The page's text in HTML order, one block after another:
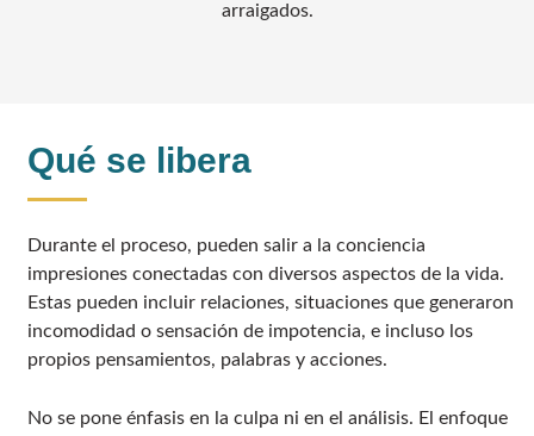
arraigados.
Qué se libera
Durante el proceso, pueden salir a la conciencia
impresiones conectadas con diversos aspectos de la vida.
Estas pueden incluir relaciones, situaciones que generaron
incomodidad o sensación de impotencia, e incluso los
propios pensamientos, palabras y acciones.
No se pone énfasis en la culpa ni en el análisis. El enfoque